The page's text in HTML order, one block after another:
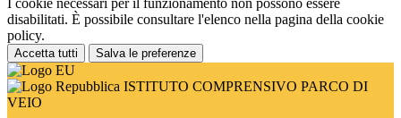
I cookie necessari per il funzionamento non possono essere
disabilitati. È possibile consultare l'elenco nella pagina della cookie
policy.
Accetta tutti Salva le preferenze
ISTITUTO COMPRENSIVO PARCO DI
VEIO